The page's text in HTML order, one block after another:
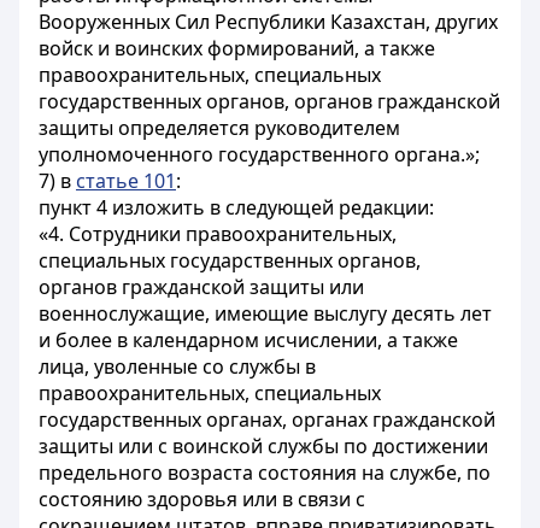
Вооруженных Сил Республики Казахстан, других
войск и воинских формирований, а также
правоохранительных, специальных
государственных органов, органов гражданской
защиты определяется руководителем
уполномоченного государственного органа.»;
7) в статье 101:
пункт 4 изложить в следующей редакции:
«4. Сотрудники правоохранительных,
специальных государственных органов,
органов гражданской защиты или
военнослужащие, имеющие выслугу десять лет
и более в календарном исчислении, а также
лица, уволенные со службы в
правоохранительных, специальных
государственных органах, органах гражданской
защиты или с воинской службы по достижении
предельного возраста состояния на службе, по
состоянию здоровья или в связи с